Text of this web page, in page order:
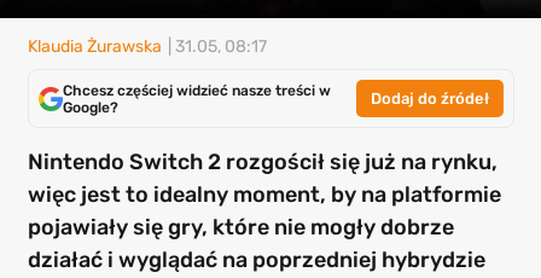
Klaudia Żurawska | 31.05, 08:17
Chcesz częściej widzieć nasze treści w
Google?
Dodaj do źródeł
Nintendo Switch 2 rozgościł się już na rynku,
więc jest to idealny moment, by na platformie
pojawiały się gry, które nie mogły dobrze
działać i wyglądać na poprzedniej hybrydzie